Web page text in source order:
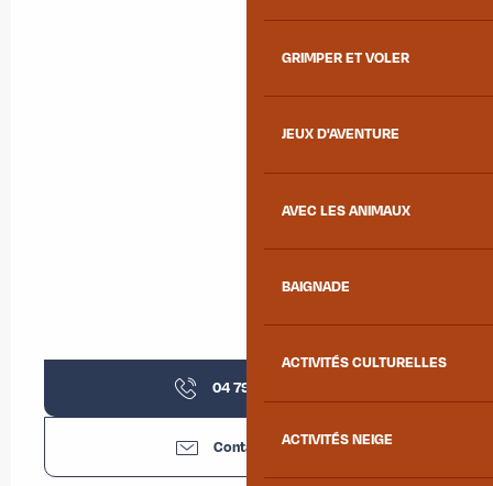
GRIMPER ET VOLER
JEUX D'AVENTURE
AVEC LES ANIMAUX
BAIGNADE
ACTIVITÉS CULTURELLES
ACTIVITÉS NEIGE
04 79 36 32
Contactez-nous